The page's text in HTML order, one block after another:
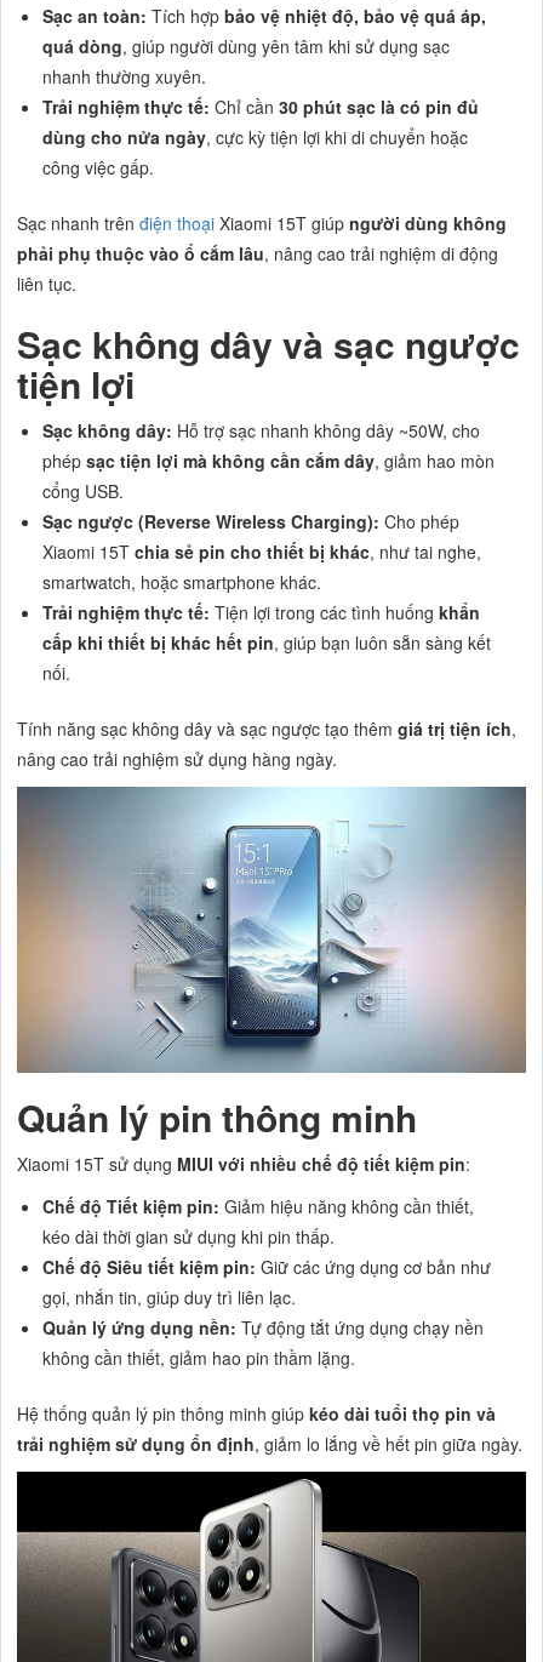
Sạc an toàn: Tích hợpbảo vệ nhiệt độ, bảo vệ quá áp,
quá dòng, giúp người dùng yên tâm khi sử dụng sạc
nhanh thường xuyên.
Trải nghiệm thực tế: Chỉ cần30 phút sạc là có pin đủ
dùng cho nửa ngày, cực kỳ tiện lợi khi di chuyển hoặc
công việc gấp.
Sạc nhanh trênđiện thoại Xiaomi 15T giúpngười dùng không
phải phụ thuộc vào ổ cắm lâu, nâng cao trải nghiệm di động
liên tục.
Sạc không dây và sạc ngược
tiện lợi
Sạc không dây: Hỗ trợ sạc nhanh không dây ~50W, cho
phépsạc tiện lợi mà không cần cắm dây, giảm hao mòn
cổng USB.
Sạc ngược (Reverse Wireless Charging): Cho phép
Xiaomi 15Tchia sẻ pin cho thiết bị khác, như tai nghe,
smartwatch, hoặc smartphone khác.
Trải nghiệm thực tế: Tiện lợi trong các tình huốngkhẩn
cấp khi thiết bị khác hết pin, giúp bạn luôn sẵn sàng kết
nối.
Tính năng sạc không dây và sạc ngược tạo thêmgiá trị tiện ích,
nâng cao trải nghiệm sử dụng hàng ngày.
Quản lý pin thông minh
Xiaomi 15T sử dụng MIUI với nhiều chế độ tiết kiệm pin:
Chế độ Tiết kiệm pin: Giảm hiệu năng không cần thiết,
kéo dài thời gian sử dụng khi pin thấp.
Chế độ Siêu tiết kiệm pin: Giữ các ứng dụng cơ bản như
gọi, nhắn tin, giúp duy trì liên lạc.
Quản lý ứng dụng nền: Tự động tắt ứng dụng chạy nền
không cần thiết, giảm hao pin thầm lặng.
Hệ thống quản lý pin thông minh giúpkéo dài tuổi thọ pin và
trải nghiệm sử dụng ổn định, giảm lo lắng về hết pin giữa ngày.